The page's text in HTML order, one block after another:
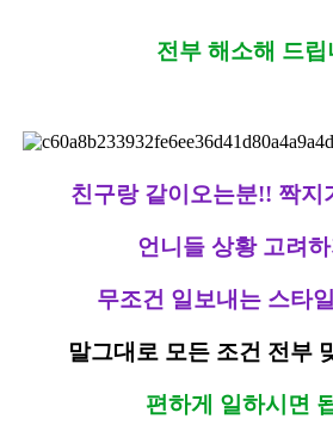
전부 해소해 드립
친구랑 같이오는분!! 짝지
언니들 상황 고려
무조건 일보내는 스타
말그대로 모든 조건 전부
편하게 일하시면